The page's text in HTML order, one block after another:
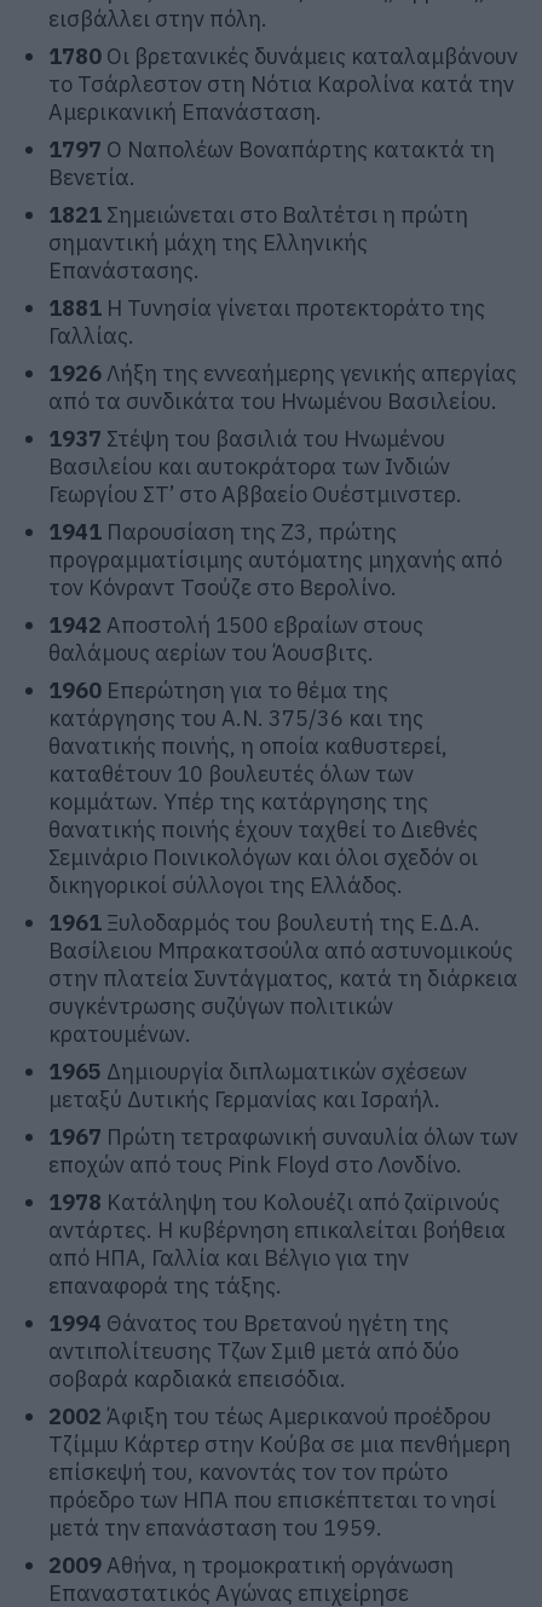
εισβάλλει στην πόλη.
1780 Οι βρετανικές δυνάμεις καταλαμβάνουν
το Τσάρλεστον στη Νότια Καρολίνα κατά την
Αμερικανική Επανάσταση.
1797 Ο Ναπολέων Βοναπάρτης κατακτά τη
Βενετία.
1821 Σημειώνεται στο Βαλτέτσι η πρώτη
σημαντική μάχη της Ελληνικής
Επανάστασης.
1881 Η Τυνησία γίνεται προτεκτοράτο της
Γαλλίας.
1926Λήξη της εννεαήμερης γενικής απεργίας
από τα συνδικάτα του Ηνωμένου Βασιλείου.
1937 Στέψη του βασιλιά του Ηνωμένου
Βασιλείου και αυτοκράτορα των Ινδιών
Γεωργίου ΣΤ’ στο Αββαείο Ουέστμινστερ.
1941 Παρουσίαση της Z3, πρώτης
προγραμματίσιμης αυτόματης μηχανής από
τον Κόνραντ Τσούζε στο Βερολίνο.
1942 Αποστολή 1500 εβραίων στους
θαλάμους αερίων του Άουσβιτς.
1960 Επερώτηση για το θέμα της
κατάργησης του Α.Ν. 375/36 και της
θανατικής ποινής, η οποία καθυστερεί,
καταθέτουν 10 βουλευτές όλων των
κομμάτων. Υπέρ της κατάργησης της
θανατικής ποινής έχουν ταχθεί το Διεθνές
Σεμινάριο Ποινικολόγων και όλοι σχεδόν οι
δικηγορικοί σύλλογοι της Ελλάδος.
1961 Ξυλοδαρμός του βουλευτή της Ε.Δ.Α.
Βασίλειου Μπρακατσούλα από αστυνομικούς
στην πλατεία Συντάγματος, κατά τη διάρκεια
συγκέντρωσης συζύγων πολιτικών
κρατουμένων.
1965 Δημιουργία διπλωματικών σχέσεων
μεταξύ Δυτικής Γερμανίας και Ισραήλ.
1967 Πρώτη τετραφωνική συναυλία όλων των
εποχών από τους Pink Floyd στο Λονδίνο.
1978 Κατάληψη του Κολουέζι από ζαϊρινούς
αντάρτες. Η κυβέρνηση επικαλείται βοήθεια
από ΗΠΑ, Γαλλία και Βέλγιο για την
επαναφορά της τάξης.
1994 Θάνατος του Βρετανού ηγέτη της
αντιπολίτευσης Τζων Σμιθ μετά από δύο
σοβαρά καρδιακά επεισόδια.
2002 Άφιξη του τέως Αμερικανού προέδρου
Τζίμμυ Κάρτερ στην Κούβα σε μια πενθήμερη
επίσκεψή του, κανοντάς τον τον πρώτο
πρόεδρο των ΗΠΑ που επισκέπτεται το νησί
μετά την επανάσταση του 1959.
2009Αθήνα, η τρομοκρατική οργάνωση
Επαναστατικός Αγώνας επιχείρησε